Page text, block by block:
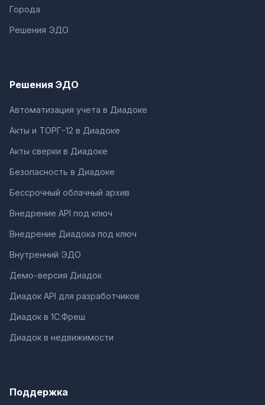
Города
Решения ЭДО
Решения ЭДО
Автоматизация учета в Диадоке
Акты и ТОРГ-12 в Диадоке
Акты сверки в Диадоке
Безопасность в Диадоке
Бессрочный облачный архив
Внедрение API под ключ
Внедрение Диадока под ключ
Внутренний ЭДО
Демо-версия Диадок
Диадок API для разработчиков
Диадок в 1С:Фреш
Диадок в недвижимости
Поддержка